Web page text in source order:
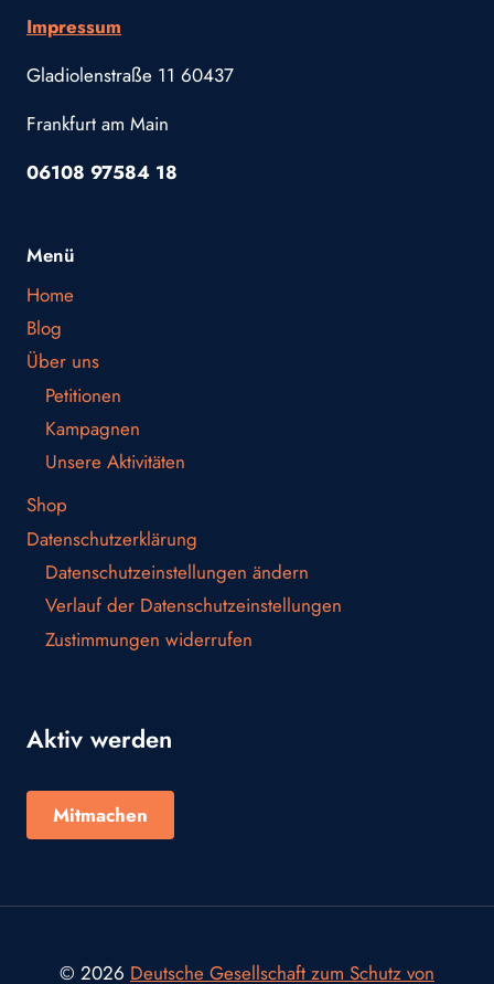
Impressum
Gladiolenstraße 11 60437
Frankfurt am Main
06108 97584 18
Menü
Home
Blog
Über uns
Petitionen
Kampagnen
Unsere Aktivitäten
Shop
Datenschutzerklärung
Datenschutzeinstellungen ändern
Verlauf der Datenschutzeinstellungen
Zustimmungen widerrufen
Aktiv werden
Mitmachen
© 2026 Deutsche Gesellschaft zum Schutz von